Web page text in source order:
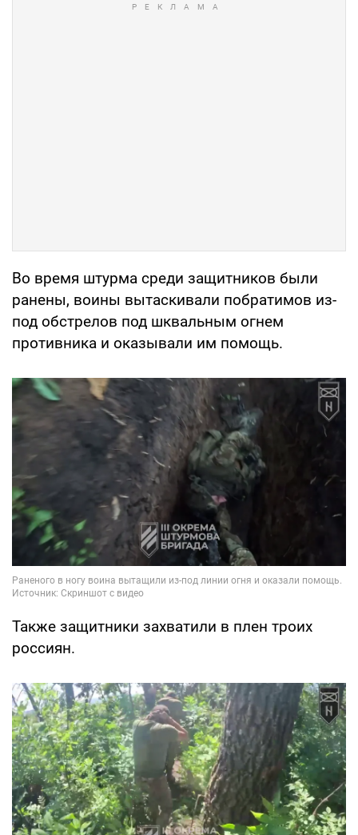
Во время штурма среди защитников были
ранены, воины вытаскивали побратимов из-
под обстрелов под шквальным огнем
противника и оказывали им помощь.
Также защитники захватили в плен троих
россиян.